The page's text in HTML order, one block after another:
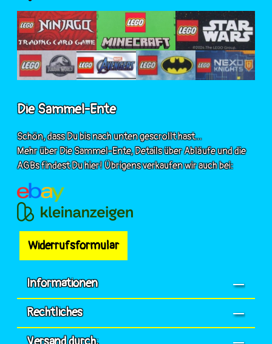
Die Sammel-Ente
Schön, dass Du bis nach unten gescrollt hast...
Mehr über Die Sammel-Ente, Details über Abläufe und die
AGBs findest Du hier! Übrigens verkaufen wir auch bei:
Widerrufsformular
Informationen
Rechtliches